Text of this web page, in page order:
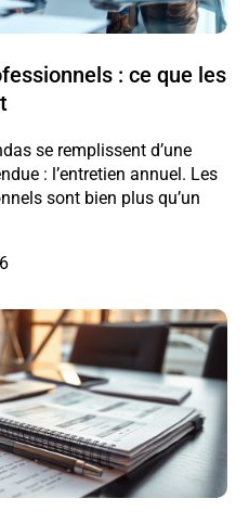
: ce que les
se remplissent d’une
: l’entretien annuel. Les
sont bien plus qu’un